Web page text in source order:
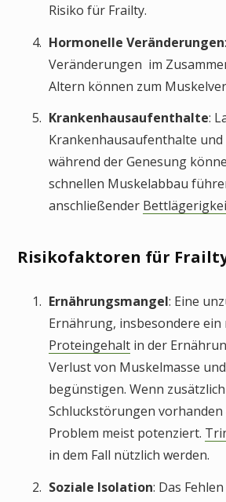
Risiko für Frailty.
Hormonelle Veränderungen
Veränderungen im
Altern können zum
Krankenhausaufenthalte:
Krankenhausaufenthalte
während der Genesung
schnellen Muskelabbau
anschließender
Risikofaktoren für
Ernährungsmangel: Eine
Ernährung, insbesondere
Proteingehalt in der
Verlust von Muskelmasse
begünstigen. Wenn zusätzlich
Schluckstörungen vorhanden
Problem meist potenziert.
in dem Fall nützlich werden.
Soziale Isolation: Das